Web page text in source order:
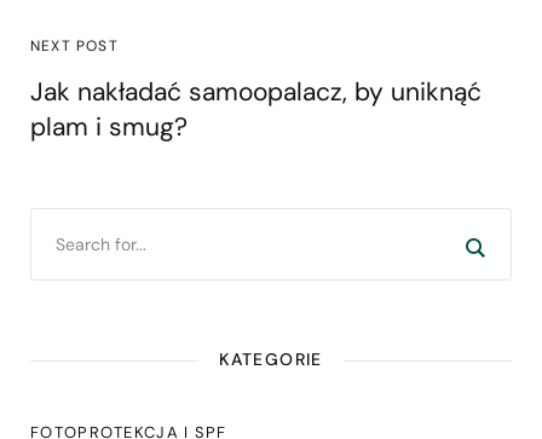
NEXT POST
Jak nakładać samoopalacz, by uniknąć
plam i smug?
KATEGORIE
FOTOPROTEKCJA I SPF